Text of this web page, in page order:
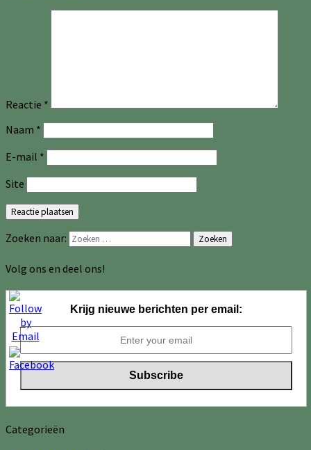
Reactie *
Naam *
E-mail *
Site
Zoeken naar: Zoeken
Volg ons en deel ons!
Krijg nieuwe berichten per email:
Categorieën